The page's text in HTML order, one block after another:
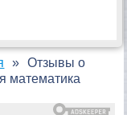
Отзывы о
математика